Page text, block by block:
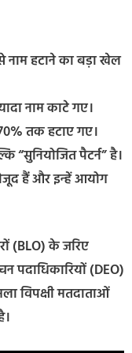
नाम हटाने का बड़ा खेल
नाम काटे गए।
तक हटाए गए।
“सुनियोजित पैटर्न” है।
हैं और इन्हें आयोग
(BLO) के जरिए
पदाधिकारियों (DEO)
विपक्षी मतदाताओं